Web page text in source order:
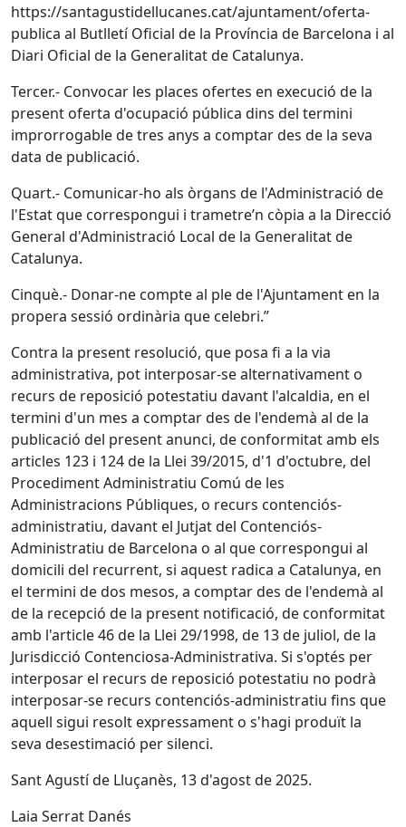
https://santagustidellucanes.cat/ajuntament/oferta-
publica al Butlletí Oficial de la Província de Barcelona i al
Diari Oficial de la Generalitat de Catalunya.
Tercer.- Convocar les places ofertes en execució de la
present oferta d'ocupació pública dins del termini
improrrogable de tres anys a comptar des de la seva
data de publicació.
Quart.- Comunicar-ho als òrgans de l'Administració de
l'Estat que correspongui i trametre’n còpia a la Direcció
General d'Administració Local de la Generalitat de
Catalunya.
Cinquè.- Donar-ne compte al ple de l'Ajuntament en la
propera sessió ordinària que celebri.”
Contra la present resolució, que posa fi a la via
administrativa, pot interposar-se alternativament o
recurs de reposició potestatiu davant l'alcaldia, en el
termini d'un mes a comptar des de l'endemà al de la
publicació del present anunci, de conformitat amb els
articles 123 i 124 de la Llei 39/2015, d'1 d'octubre, del
Procediment Administratiu Comú de les
Administracions Públiques, o recurs contenciós-
administratiu, davant el Jutjat del Contenciós-
Administratiu de Barcelona o al que correspongui al
domicili del recurrent, si aquest radica a Catalunya, en
el termini de dos mesos, a comptar des de l'endemà al
de la recepció de la present notificació, de conformitat
amb l'article 46 de la Llei 29/1998, de 13 de juliol, de la
Jurisdicció Contenciosa-Administrativa. Si s'optés per
interposar el recurs de reposició potestatiu no podrà
interposar-se recurs contenciós-administratiu fins que
aquell sigui resolt expressament o s'hagi produït la
seva desestimació per silenci.
Sant Agustí de Lluçanès, 13 d'agost de 2025.
Laia Serrat Danés